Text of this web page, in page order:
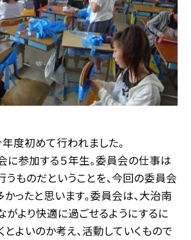
度初めて行われました。
参加する５年生。委員会の仕事は
ものだということを、今回の委員会
ったと思います。委員会は、大治南
より快適に過ごせるようにするに
とよいのか考え、活動していくもので